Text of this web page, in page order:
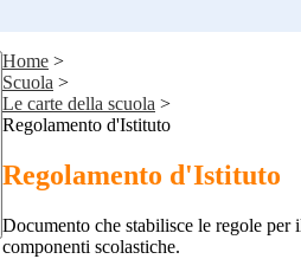
Home >
Scuola >
Le carte della scuola >
Regolamento d'Istituto
Regolamento d'Istituto
Documento che stabilisce le regole
componenti scolastiche.